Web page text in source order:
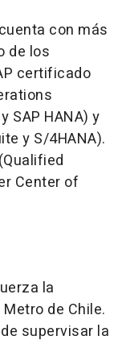
con más
de los
certificado
SAP HANA) y
y S/4HANA).
Center of
la
de Chile.
supervisar la